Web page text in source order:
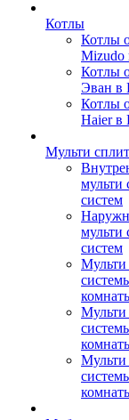
Котлы
Котлы
Mizudo
Котлы
Эван в
Котлы
Haier в
Мульти
мульти
систем
мульти
систем
Мульти
Мульти
Мульти